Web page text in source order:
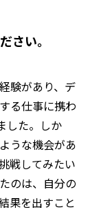
さい。
験があり、デ
る仕事に携わ
した。しか
うな機会があ
戦してみたい
のは、自分の
果を出すこと